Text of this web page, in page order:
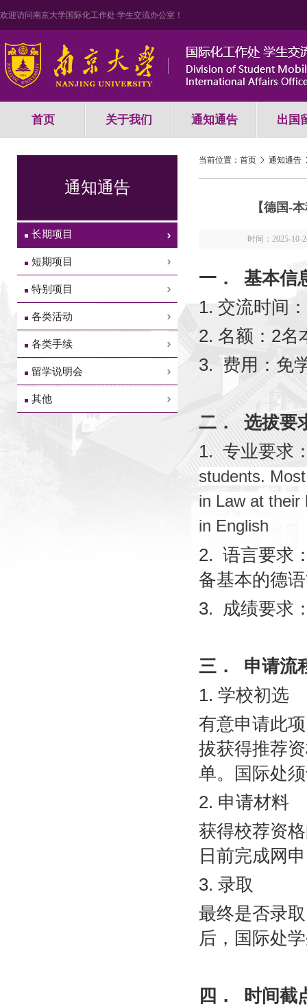
欢迎访问南京大学国际化工作处 学生交流办公室！
首页 关于我们 通知通告 出国
通知通告
长期项目
短期项目
特别项目
各类活动
各类手续
留学说明会
其他
当前位置： 首页 通知通告
【德国-
时间：2025-10-
一．
基本信
1. 交流时间：
2. 名额： 2名
3. 费用：免
二．
选拔要
1. 专业要求
students.
in Law at their
in English
2. 语言要求
备基本的德
3. 成绩要求
三．
申请流
1. 学校初选
有意申请此
拔获得推荐
单。国际处
2. 申请材料
获得校荐资
日前完成网
3. 录取
最终是否录
后，国际处
四．
时间截